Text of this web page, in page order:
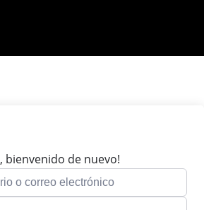
bienvenido de nuevo!